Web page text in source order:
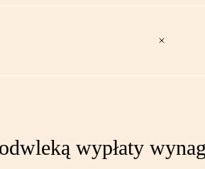
wypłaty